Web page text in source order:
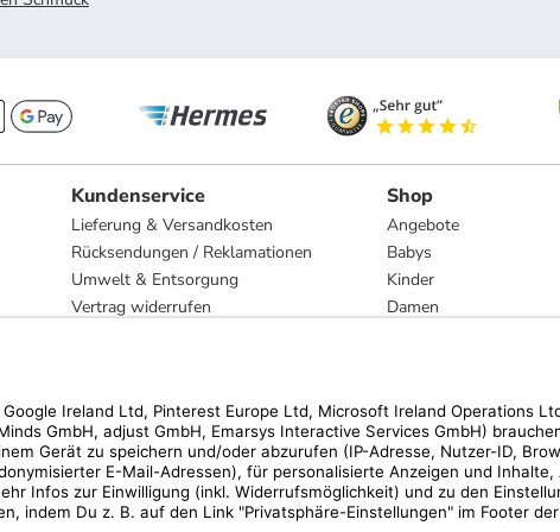
Kundenservice
Lieferung & Versandkosten
Rücksendungen / Reklamationen
Umwelt & Entsorgung
Vertrag widerrufen
Shop
Angebote
Babys
Kinder
Damen
Marken